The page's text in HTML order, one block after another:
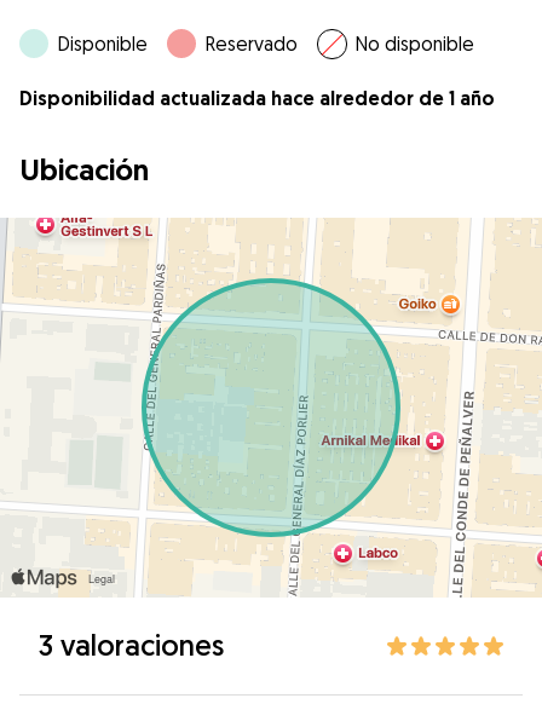
Disponible Reservado No disponible
Disponibilidad actualizada hace alrededor de 1 año
Ubicación
3 valoraciones